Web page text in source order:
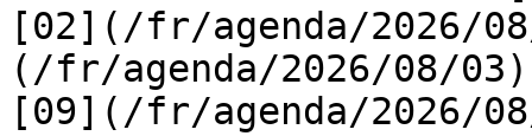
[02](/fr/agenda/2026/
(/fr/agenda/2026/08/
[09](/fr/agenda/2026/